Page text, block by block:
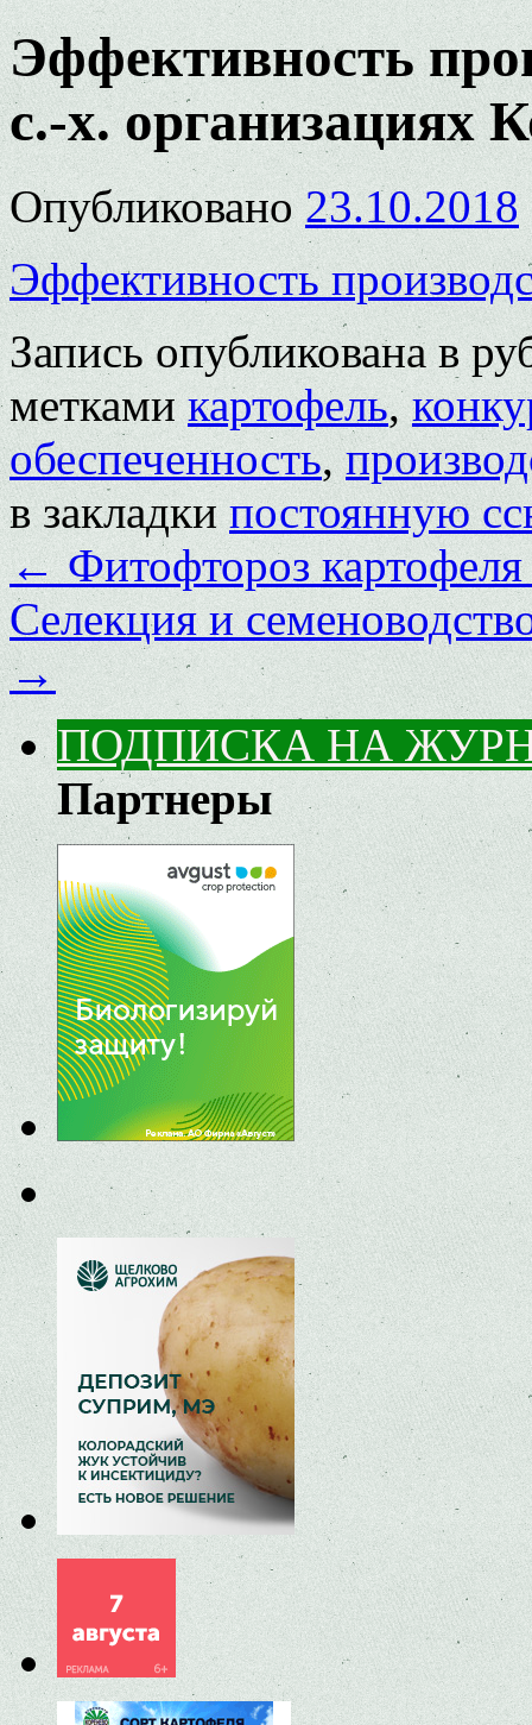
Эффективность
с.-х. организациях
Опубликовано 23.10.2018
Эффективность
Запись опубликована в
меткамикартофель,
обеспеченность,
в закладкипостоянную
←Фитофтороз
Селекция и
→
ПОДПИСКА НА
Партнеры